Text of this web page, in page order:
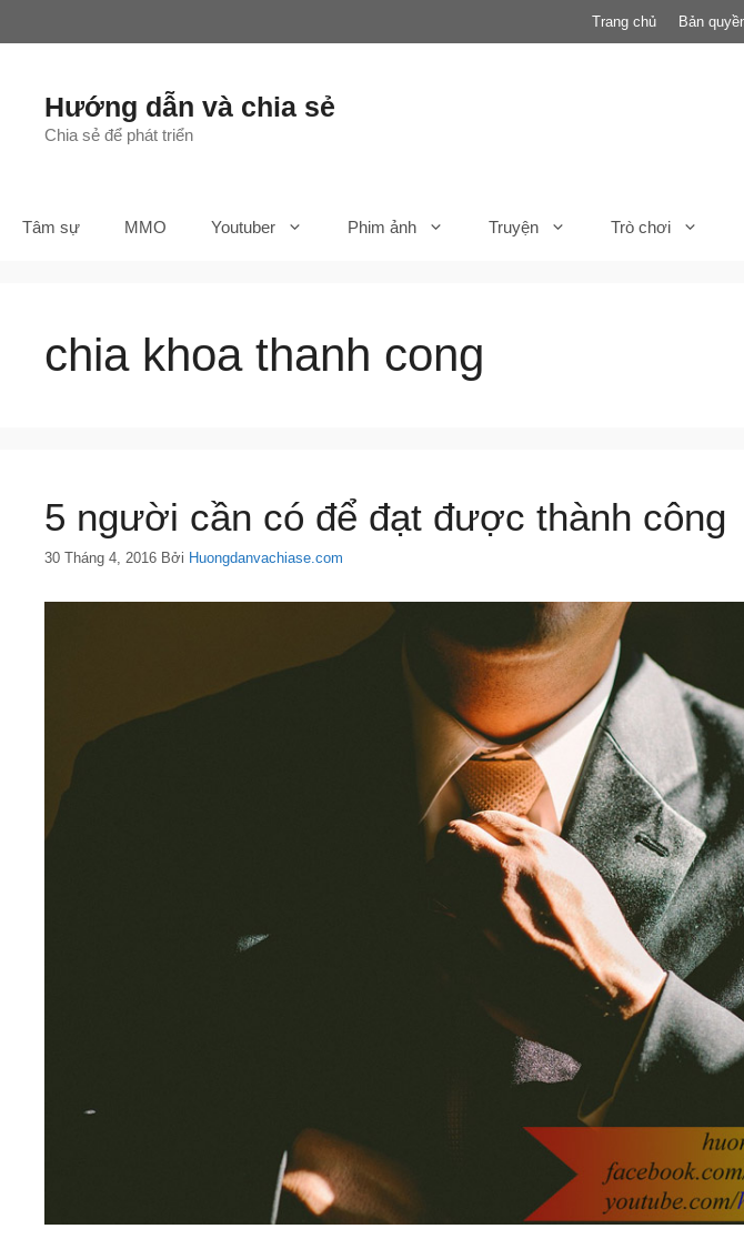
Trang chủ Bản
Hướng dẫn và chia sẻ
Chia sẻ để phát triển
Tâm sự MMO Youtuber Phim ảnh Truyện Trò chơi
chia khoa thanh cong
5 người cần có để đạt được thành công
30 Tháng 4, 2016 Bởi Huongdanvachiase.com